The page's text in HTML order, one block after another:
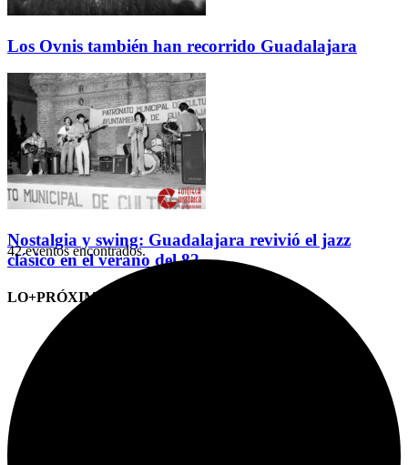
Los Ovnis también han recorrido Guadalajara
Nostalgia y swing: Guadalajara revivió el jazz
clásico en el verano del 82
LO+PRÓXIMO (CITAS)
42 eventos encontrados.